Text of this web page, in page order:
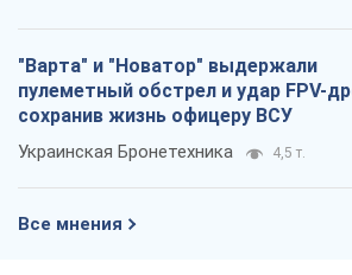
"Варта" и "Новатор" выдержали
пулеметный обстрел и удар FPV-
сохранив жизнь офицеру ВСУ
Украинская Бронетехника 4,5 т.
Все мнения